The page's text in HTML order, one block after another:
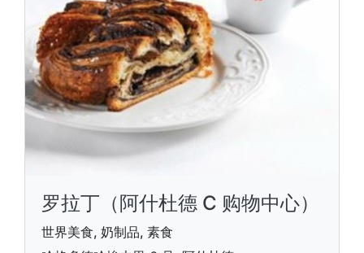
罗拉丁（阿什杜德 C 购物中心）
世界美食, 奶制品, 素食